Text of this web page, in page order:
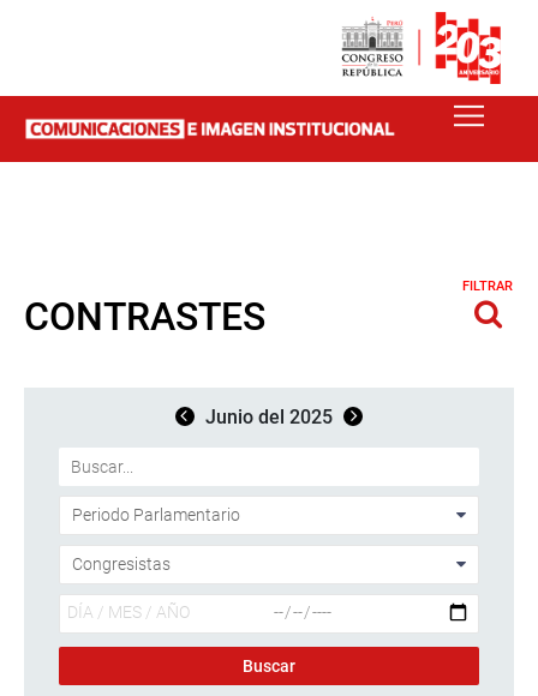
CONTRASTES
FILTRAR
Junio del 2025